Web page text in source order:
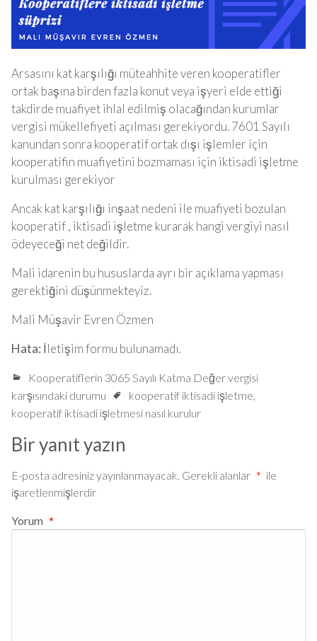
Arsasını kat karşılığı müteahhite veren kooperatifler
ortak başına birden fazla konut veya işyeri elde ettiği
takdirde muafiyet ihlal edilmiş olacağından kurumlar
vergisi mükellefiyeti açılması gerekiyordu. 7601 Sayılı
kanundan sonra kooperatif ortak dışı işlemler için
kooperatifin muafiyetini bozmaması için iktisadi işletme
kurulması gerekiyor
Ancak kat karşılığı inşaat nedeni ile muafiyeti bozulan
kooperatif , iktisadi işletme kurarak hangi vergiyi nasıl
ödeyeceği net değildir.
Mali idarenin bu hususlarda ayrı bir açıklama yapması
gerektiğini düşünmekteyiz.
Mali Müşavir Evren Özmen
Hata: İletişim formu bulunamadı.
Kooperatiflerin 3065 Sayılı Katma Değer vergisi
karşısındaki durumu
kooperatif iktisadi işletme,
kooperatif iktisadi işletmesi nasıl kurulur
Bir yanıt yazın
E-posta adresiniz yayınlanmayacak. Gerekli alanlar * ile
işaretlenmişlerdir
Yorum *